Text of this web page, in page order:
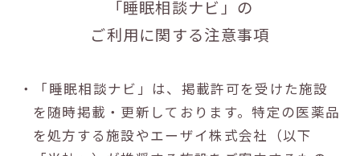
「睡眠相談ナビ」の
ご利用に関する注意事項
・「睡眠相談ナビ」は、掲載許可を受けた施設
を随時掲載・更新しております。特定の医薬品
を処方する施設やエーザイ株式会社（以下